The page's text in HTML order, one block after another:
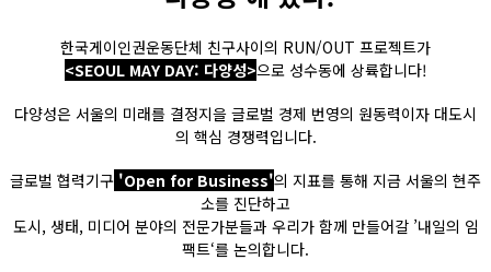
한국게이인권운동단체 친구사이의 RUN/OUT 프로젝트가
<SEOUL MAY DAY: 다양성>으로 성수동에 상륙합니다!
다양성은 서울의 미래를 결정지을 글로벌 경제 번영의 원동력이자 대도시
의 핵심 경쟁력입니다.
글로벌 협력기구 'Open for Business'의 지표를 통해 지금 서울의 현주
소를 진단하고
도시, 생태, 미디어 분야의 전문가분들과 우리가 함께 만들어갈 ’내일의 임
팩트‘를 논의합니다.